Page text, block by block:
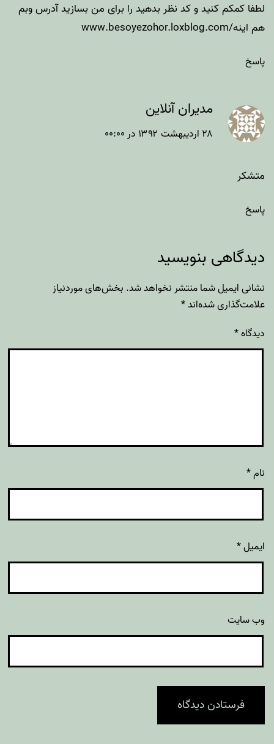
لطفا کمکم کنید و کد نظر بدهید را برای من بسازید آدرس وبم
هم اینه/www.besoyezohor.loxblog.com
پاسخ
مدیران آنلاین
۲۸ اردیبهشت ۱۳۹۲ در ۰۰:۰۰
متشکر
پاسخ
دیدگاهی بنویسید
نشانی ایمیل شما منتشر نخواهد شد. بخش‌های موردنیاز
علامت‌گذاری شده‌اند*
دیدگاه*
نام*
ایمیل*
وب‌ سایت